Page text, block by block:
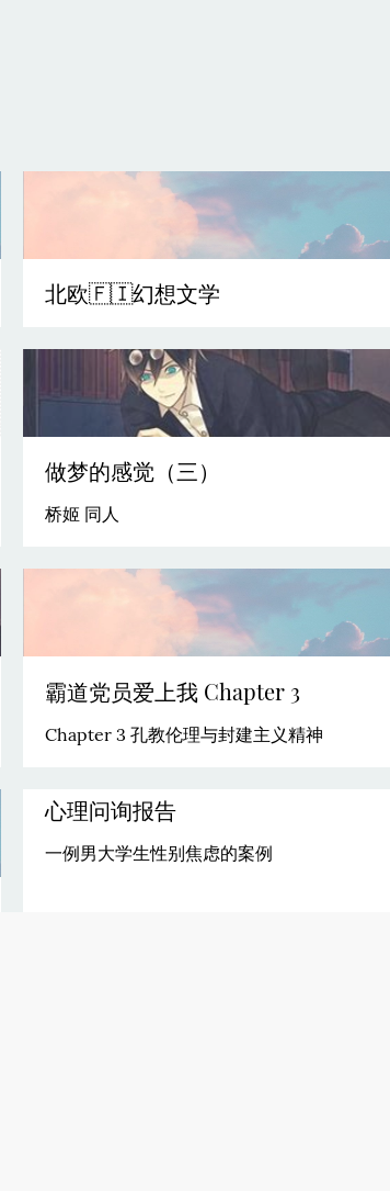
北欧🇫🇮幻想文学
做梦的感觉（三）
桥姬 同人
霸道党员爱上我 Chapter 3
Chapter 3 孔教伦理与封建主义精神
心理问询报告
一例男大学生性别焦虑的案例